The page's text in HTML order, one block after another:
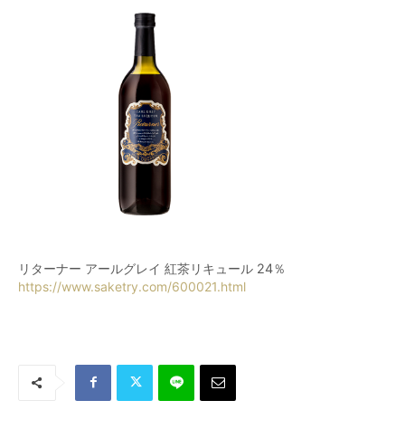
リターナー アールグレイ 紅茶リキュール 24％
https://www.saketry.com/600021.html